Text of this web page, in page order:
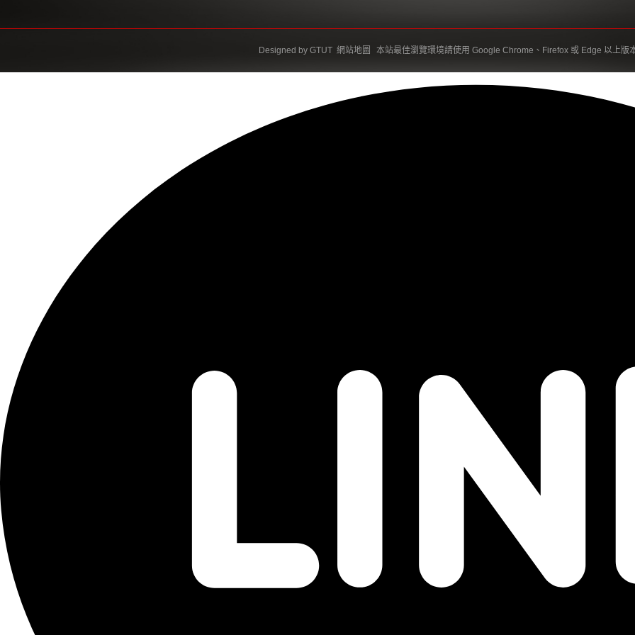
Designed byGTUT 網站地圖 本站最佳瀏覽環境請使用 Google Chrome、Firefox 或 Edge 以上版